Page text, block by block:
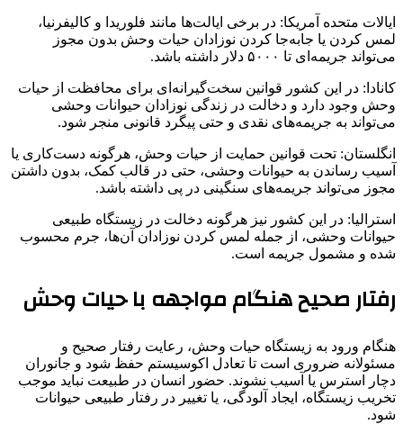
ایالات متحده آمریکا: در برخی ایالت‌ها مانند فلوریدا و کالیفرنیا،
لمس کردن یا جابه‌جا کردن نوزادان حیات وحش بدون مجوز
می‌تواند جریمه‌ای تا ۵۰۰۰ دلار داشته باشد.
کانادا: در این کشور قوانین سخت‌گیرانه‌ای برای محافظت از حیات
وحش وجود دارد و دخالت در زندگی نوزادان حیوانات وحشی
می‌تواند به جریمه‌های نقدی و حتی پیگرد قانونی منجر شود.
انگلستان: تحت قوانین حمایت از حیات وحش، هرگونه دست‌کاری یا
آسیب رساندن به حیوانات وحشی، حتی در قالب کمک، بدون داشتن
مجوز می‌تواند جریمه‌های سنگینی در پی داشته باشد.
استرالیا: در این کشور نیز هرگونه دخالت در زیستگاه طبیعی
حیوانات وحشی، از جمله لمس کردن نوزادان آن‌ها، جرم محسوب
شده و مشمول جریمه است.
رفتار صحیح هنگام مواجهه با حیات وحش
هنگام ورود به زیستگاه حیات وحش، رعایت رفتار صحیح و
مسئولانه ضروری است تا تعادل اکوسیستم حفظ شود و جانوران
دچار استرس یا آسیب نشوند. حضور انسان در طبیعت نباید موجب
تخریب زیستگاه، ایجاد آلودگی، یا تغییر در رفتار طبیعی حیوانات
شود.